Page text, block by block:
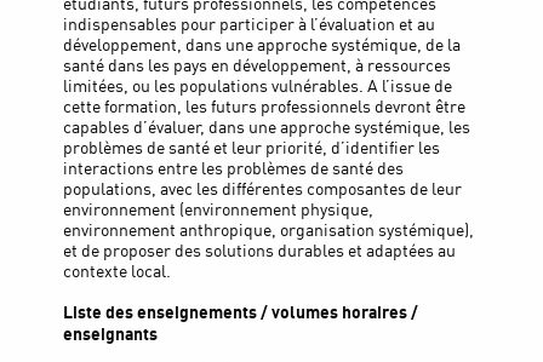
indispensables pour participer à l’évaluation et au
développement, dans une approche systémique, de la
santé dans les pays en développement, à ressources
limitées, ou les populations vulnérables. A l’issue de
cette formation, les futurs professionnels devront être
capables d’évaluer, dans une approche systémique, les
problèmes de santé et leur priorité, d’identifier les
interactions entre les problèmes de santé des
populations, avec les différentes composantes de leur
environnement (environnement physique,
environnement anthropique, organisation systémique),
et de proposer des solutions durables et adaptées au
contexte local.
Liste des enseignements / volumes horaires /
enseignants